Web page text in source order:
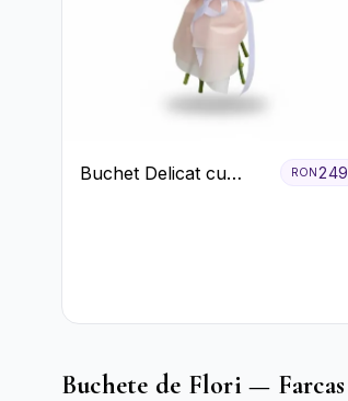
Buchet Delicat cu
RON 249
Buchete de Flori — Farcas